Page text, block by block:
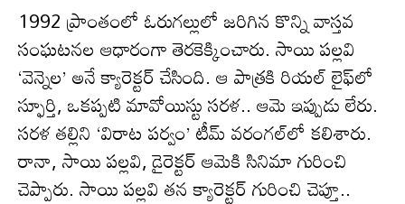
1992 ప్రాంతంలో ఓరుగల్లులో జరిగిన కొన్ని వాస్తవ
సంఘటనల ఆధారంగా తెరకెక్కించారు. సాయి పల్లవి
‘వెన్నెల’ అనే క్యారెక్టర్ చేసింది. ఆ పాత్రకి రియల్ లైఫ్‌లో
స్ఫూర్తి, ఒకప్పటి మావోయిస్టు సరళ.. ఆమె ఇప్పుడు లేరు.
సరళ తల్లిని ‘విరాట పర్వం’ టీమ్ వరంగల్‌లో కలిశారు.
రానా, సాయి పల్లవి, డైరెక్టర్ ఆమెకి సినిమా గురించి
చెప్పారు. సాయి పల్లవి తన క్యారెక్టర్ గురించి చెప్తూ..